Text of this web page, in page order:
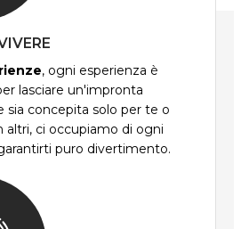
, ogni esperienza è
lasciare un'impronta
sia concepita solo per te o
altri, ci occupiamo di ogni
puro divertimento.